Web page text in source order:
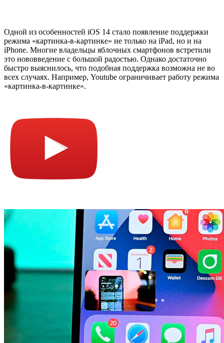
Одной из особенностей iOS 14 стало появление поддержки
режима «картинка-в-картинке» не только на iPad, но и на
iPhone. Многие владельцы яблочных смартфонов встретили
это нововведение с большой радостью. Однако достаточно
быстро выяснилось, что подобная поддержка возможна не во
всех случаях. Например, Youtube ограничивает работу режима
«картинка-в-картинке».